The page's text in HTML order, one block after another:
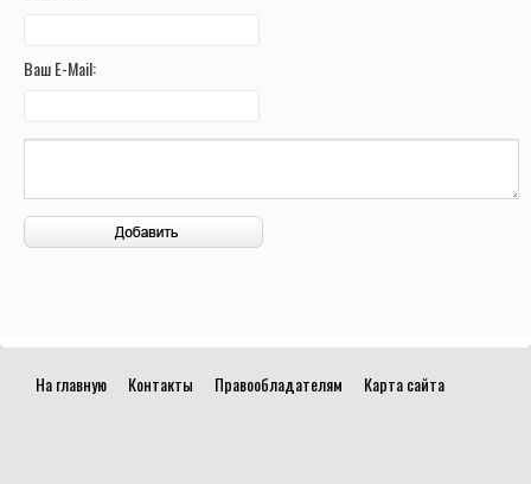
Ваш E-Mail:
На главную Контакты Правообладателям Карта сайта